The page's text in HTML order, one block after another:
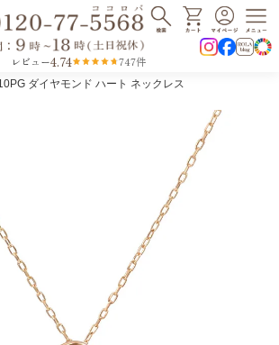
レビュー4.74 747件
ダイヤモンド ハート ネックレス